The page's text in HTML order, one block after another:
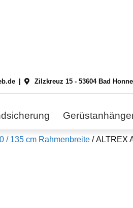
Zilzkreuz 15 - 53604 Bad
/ 135 cm Rahmenbreite / ALTREX